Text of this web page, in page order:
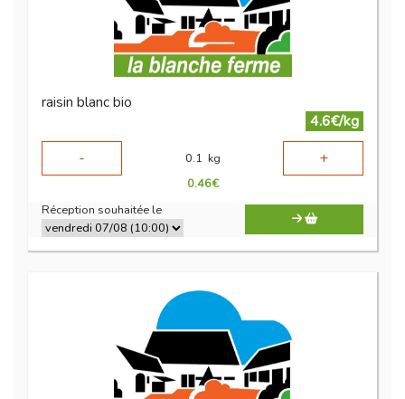
raisin blanc bio
4.6€/kg
-
0.1 kg +
0.46€
Réception souhaitée le